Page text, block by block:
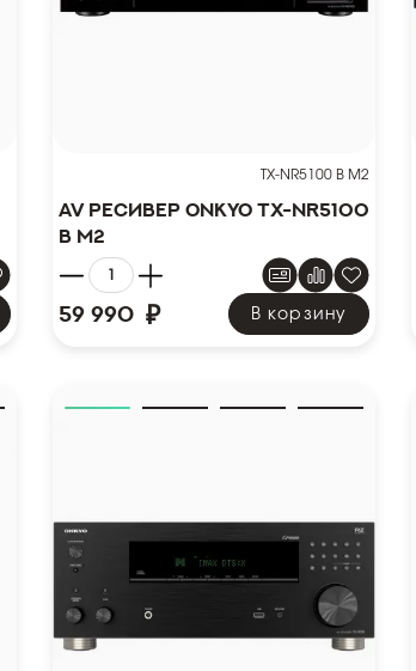
TX-NR5100 B M2
AV ресивер Onkyo TX-NR5100
B M2
59 990 ₽ В корзину